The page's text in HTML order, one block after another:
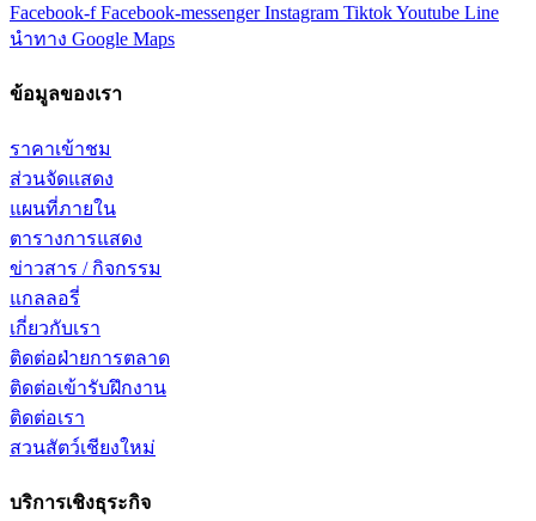
Facebook-f Facebook-messenger Instagram TiktokYoutube Line
นำทาง Google Maps
ข้อมูลของเรา
ราคาเข้าชม
ส่วนจัดแสดง
แผนที่ภายใน
ตารางการแสดง
ข่าวสาร / กิจกรรม
แกลลอรี่
เกี่ยวกับเรา
ติดต่อฝ่ายการตลาด
ติดต่อเข้ารับฝึกงาน
ติดต่อเรา
สวนสัตว์เชียงใหม่
บริการเชิงธุระกิจ